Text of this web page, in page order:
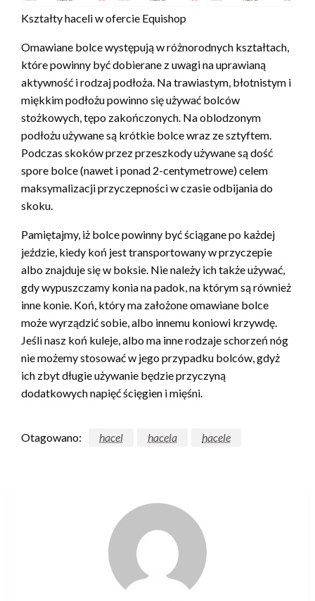
Kształty haceli w ofercie Equishop
Omawiane bolce występują w różnorodnych kształtach,
które powinny być dobierane z uwagi na uprawianą
aktywność i rodzaj podłoża. Na trawiastym, błotnistym i
miękkim podłożu powinno się używać bolców
stożkowych, tępo zakończonych. Na oblodzonym
podłożu używane są krótkie bolce wraz ze sztyftem.
Podczas skoków przez przeszkody używane są dość
spore bolce (nawet i ponad 2-centymetrowe) celem
maksymalizacji przyczepności w czasie odbijania do
skoku.
Pamiętajmy, iż bolce powinny być ściągane po każdej
jeździe, kiedy koń jest transportowany w przyczepie
albo znajduje się w boksie. Nie należy ich także używać,
gdy wypuszczamy konia na padok, na którym są również
inne konie. Koń, który ma założone omawiane bolce
może wyrządzić sobie, albo innemu koniowi krzywdę.
Jeśli nasz koń kuleje, albo ma inne rodzaje schorzeń nóg
nie możemy stosować w jego przypadku bolców, gdyż
ich zbyt długie używanie będzie przyczyną
dodatkowych napięć ścięgien i mięśni.
Otagowano: hacel hacela hacele